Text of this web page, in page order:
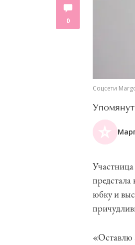
0
Соцсети
юбку и
«Оставлю